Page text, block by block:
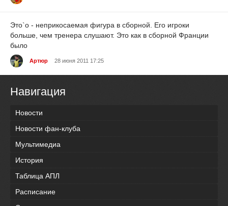
Это`о - неприкосаемая фигура в сборной. Его игроки
больше, чем тренера слушают. Это как в сборной Франции
было
Артюр 28 июня 2011 17:25
Навигация
Новости
Новости фан-клуба
Мультимедиа
История
Таблица АПЛ
Расписание